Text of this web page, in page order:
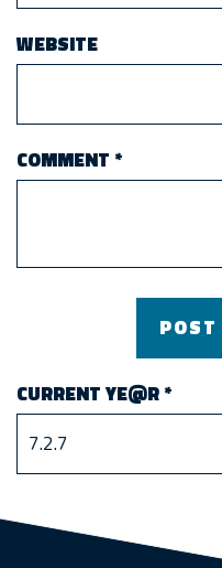
WEBSITE
COMMENT *
CURRENT YE@R*